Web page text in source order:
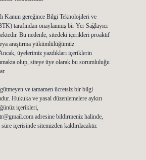
Kanun gereğince Bilgi Teknolojileri ve
tarafından onaylanmış bir Yer Sağlayıcı
Bu nedenle, sitedeki içerikleri proaktif
araştırma yükümlülüğümüz
üyelerimiz yazdıkları içeriklerin
olup, siteye üye olarak bu sorumluluğu
ve tamamen ücretsiz bir bilgi
Hukuka ve yasal düzenlemelere aykırı
içerikleri,
adresine bildirmeniz halinde,
içerisinde sitemizden kaldırılacaktır.